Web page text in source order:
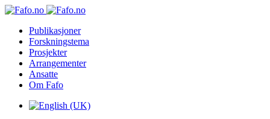
Publikasjoner
Forskningstema
Prosjekter
Arrangementer
Ansatte
Om Fafo